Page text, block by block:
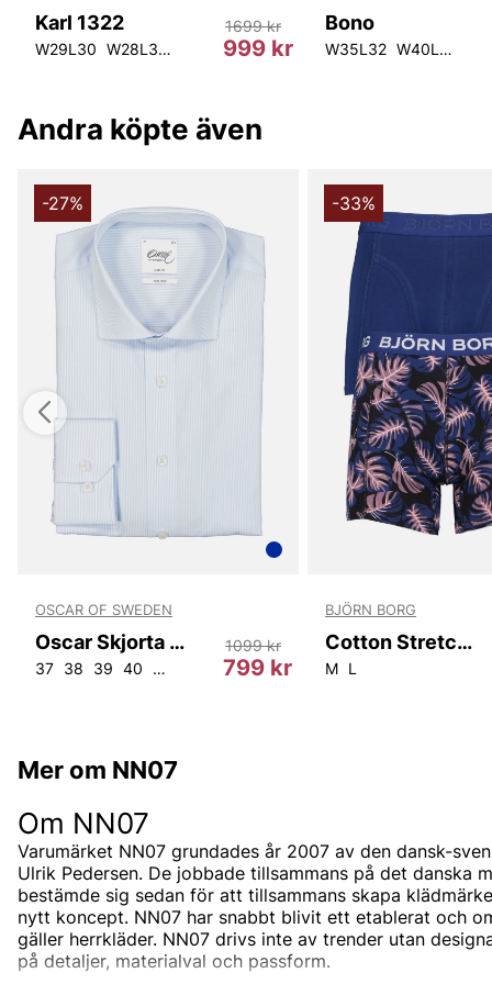
Karl 1322
W29L30 W28L32 W29L32 W31L32 W31L34 W36L34
999 kr
1699 kr Bono
W35L32 W40L32
Andra köpte även
-27%
OSCAR OF SWEDEN
Oscar Skjorta 6362 Slim
37 38 39 40 43 45 46
799 kr
1099 kr
-33%
BJÖRN BORG
Cotton Stretch Boxer 2P
M L
Mer om NN07
Om NN07
Varumärket NN07 grundades år 2007 av den dansk-
Ulrik Pedersen. De jobbade tillsammans på det danska
bestämde sig sedan för att tillsammans skapa
nytt koncept. NN07 har snabbt blivit ett etablerat och
gäller herrkläder. NN07 drivs inte av trender utan
på detaljer, materialval och passform.